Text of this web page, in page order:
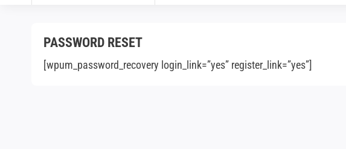
PASSWORD RESET
[wpum_password_recovery login_link=”yes” register_link=”yes”]